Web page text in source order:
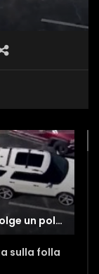
Ruba un’auto e per fuggire travolge un poliziotto: le immagini catturate dall’elicottero
sulla folla